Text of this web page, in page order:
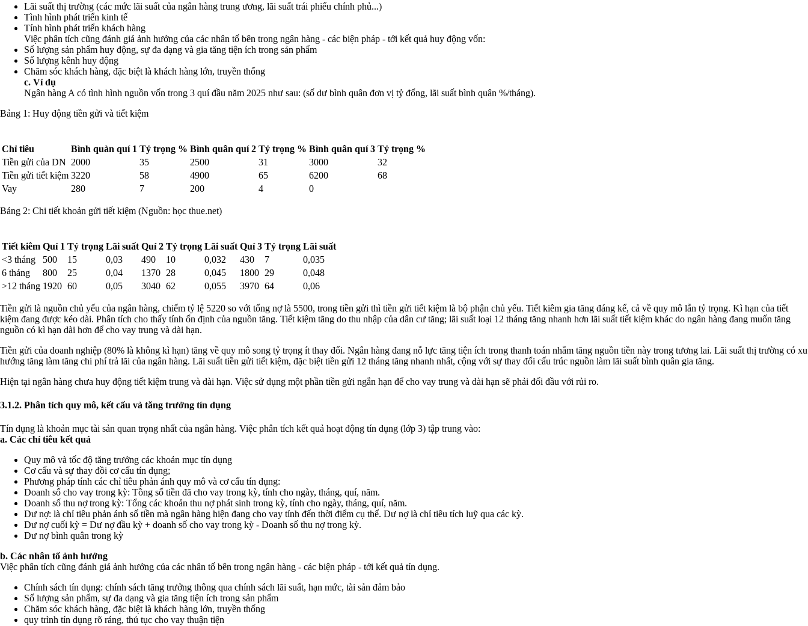
Lãi suất thị trường (các mức lãi suất của ngân hàng trung ương, lãi suất trái phiếu chính phủ...)
Tình hình phát triển kinh tế
Tính hình phát triển khách hàng
Việc phân tích cũng đánh giá ảnh hưởng của các nhân tố bên trong ngân hàng - các biện pháp - tới kết quả huy động vốn:
Sổ lượng sản phẩm huy động, sự đa dạng và gia tăng tiện ích trong sản phẩm
Số lượng kênh huy động
Chăm sóc khách hàng, đặc biệt là khách hàng lớn, truyền thống
c. Vỉ dụ
Ngân hàng A có tình hình nguồn vốn trong 3 quí đầu năm 2025 như sau: (số dư bình quân đơn vị tỷ đổng, lãi suất bình quân %/tháng).
Bảng 1: Huy động tiền gửi và tiết kiệm
Chỉ tiêu Bình quàn quí 1 Tỷ trọng % Bình quân quí 2 Tỷ trọng % Bình quân quí 3 Tỷ trọng %
Tiền gửi của DN 2000 35 2500 31 3000
32
Tiền gửi tiết kiệm 3220 58 4900 65 6200
68
Vay
280 7 200 4 0
Bảng 2: Chi tiết khoản gửi tiết kiệm (Nguồn: học thue.net)
Tiết kiêm Quí 1 Tỷ trọng Lãi suất Quí 2 Tỷ trọng Lãi suất Quí 3 Tỷ trọng Lãi suất
<3 tháng
500 15 0,03 490 10 0,032 430 7
0,035
6 tháng
800 25 0,04 1370 28 0,045 1800 29
0,048
>12 tháng 1920 60 0,05 3040 62 0,055 3970 64 0,06
Tiền gửi là nguồn chủ yếu của ngân hàng, chiếm tỷ lệ 5220 so với tổng nợ là 5500, trong tiền gửi thì tiền gửi tiết kiệm là bộ phận chủ yếu. Tiết kiêm gia tăng đáng kể, cả về quy mô lẫn tỷ trọng. Kì hạn của tiết
kiệm đang được kéo dài. Phân tích cho thấy tính ổn định của nguồn tăng. Tiết kiệm tãng do thu nhập của dân cư tăng; lãi suất loại 12 tháng tăng nhanh hơn lãi suất tiết kiệm khác do ngân hàng đang muốn tăng
nguồn có kì hạn dài hơn để cho vay trung và dài hạn.
Tiền gửi của doanh nghiệp (80% là không kì hạn) tăng về quy mô song tỷ trọng ít thay đổi. Ngân hàng đang nỗ lực tăng tiện ích trong thanh toán nhằm tăng nguồn tiền này trong tương lai. Lãi suất thị trường có xu
hướng tăng làm tăng chi phí trả lãi của ngân hàng. Lãi suất tiền gửi tiết kiệm, đặc biệt tiền gửi 12 tháng tăng nhanh nhất, cộng với sự thay đổi cấu trúc nguồn làm lãi suất bình quân gia tăng.
Hiện tại ngân hàng chưa huy động tiết kiệm trung và dài hạn. Việc sử dụng một phần tiền gửi ngắn hạn để cho vay trung và dài hạn sẽ phải đối đầu với rủi ro.
3.1.2. Phân tỉch quy mô, kết cấu và tăng trưởng tín dụng
Tín dụng là khoản mục tài sản quan trọng nhất của ngân hàng. Việc phân tích kết quả hoạt động tín dụng (lớp 3) tập trung vào:
a. Các chỉ tiêu kết quả
Quy mô và tốc độ tăng trưởng các khoản mục tín dụng
Cơ cấu và sự thay đồi cơ cấu tín dụng;
Phương pháp tính các chỉ tiêu phản ánh quy mô và cơ cấu tín dụng:
Doanh số cho vay trong kỳ: Tồng số tiền đã cho vay trong kỳ, tính cho ngày, tháng, quí, năm.
Doanh số thu nợ trong kỳ: Tổng các khoản thu nợ phát sinh trong kỳ, tính cho ngày, tháng, quí, năm.
Dư nợ: là chỉ tiêu phản ánh số tiền mà ngân hàng hiện đang cho vay tính đến thời điểm cụ thể. Dư nợ là chỉ tiêu tích luỹ qua các kỳ.
Dư nợ cuối kỳ = Dư nợ đầu kỳ + doanh số cho vay trong kỳ - Doanh số thu nợ trong kỳ.
Dư nợ bình quân trong kỳ
b. Các nhân tố ảnh hưởng
Việc phân tích cũng đánh giá ảnh hưởng của các nhân tố bên trong ngân hàng - các biện pháp - tới kết quả tín dụng.
Chính sách tín dụng: chính sách tăng trưởng thông qua chính sách lãi suất, hạn mức, tài sản đảm bảo
Số lượng sản phẩm, sự đa dạng và gia tăng tiện ích trong sản phẩm
Chăm sóc khách hàng, đặc biệt là khách hàng lớn, truyền thống
quy trình tín dụng rõ rảng, thủ tục cho vay thuận tiện